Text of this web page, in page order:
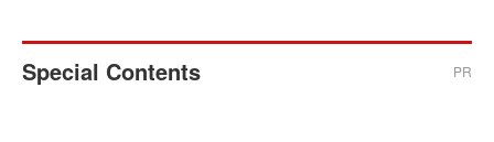
Special Contents PR